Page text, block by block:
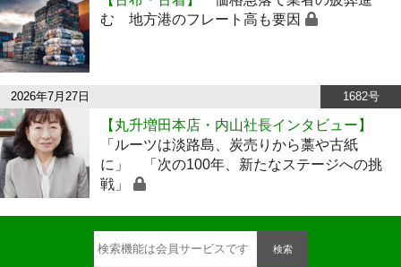
む 地方港のフレート高も要因
2026年7月27日 1682号
【丸升増田本店・内山社長インタビュー】
「ルーツは淡路島、炭売りから藁や古紙
に」 「次の100年、新たなステージへの挑
戦」
検索